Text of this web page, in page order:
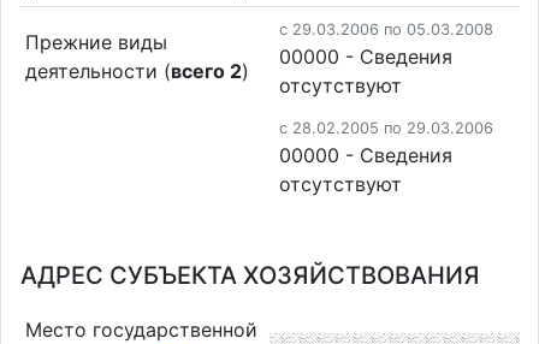
Прежние виды
деятельности (всего 2)
c 29.03.2006 по 05.03.2008
00000 - Cведения
отсутствуют
c 28.02.2005 по 29.03.2006
00000 - Cведения
отсутствуют
АДРЕС СУБЪЕКТА ХОЗЯЙСТВОВАНИЯ
Место государственной